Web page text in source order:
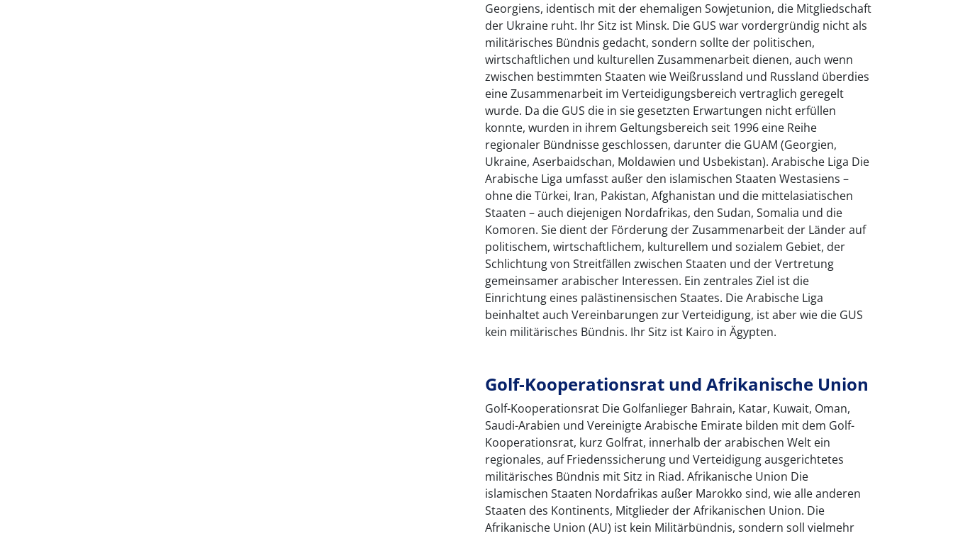
Georgiens, identisch mit der ehemaligen Sowjetunion, die Mitgliedschaft
der Ukraine ruht. Ihr Sitz ist Minsk. Die GUS war vordergründig nicht als
militärisches Bündnis gedacht, sondern sollte der politischen,
wirtschaftlichen und kulturellen Zusammenarbeit dienen, auch wenn
zwischen bestimmten Staaten wie Weißrussland und Russland überdies
eine Zusammenarbeit im Verteidigungsbereich vertraglich geregelt
wurde. Da die GUS die in sie gesetzten Erwartungen nicht erfüllen
konnte, wurden in ihrem Geltungsbereich seit 1996 eine Reihe
regionaler Bündnisse geschlossen, darunter die GUAM (Georgien,
Ukraine, Aserbaidschan, Moldawien und Usbekistan). Arabische Liga Die
Arabische Liga umfasst außer den islamischen Staaten Westasiens –
ohne die Türkei, Iran, Pakistan, Afghanistan und die mittelasiatischen
Staaten – auch diejenigen Nordafrikas, den Sudan, Somalia und die
Komoren. Sie dient der Förderung der Zusammenarbeit der Länder auf
politischem, wirtschaftlichem, kulturellem und sozialem Gebiet, der
Schlichtung von Streitfällen zwischen Staaten und der Vertretung
gemeinsamer arabischer Interessen. Ein zentrales Ziel ist die
Einrichtung eines palästinensischen Staates. Die Arabische Liga
beinhaltet auch Vereinbarungen zur Verteidigung, ist aber wie die GUS
kein militärisches Bündnis. Ihr Sitz ist Kairo in Ägypten.
Golf-Kooperationsrat und Afrikanische Union
Golf-Kooperationsrat Die Golfanlieger Bahrain, Katar, Kuwait, Oman,
Saudi-Arabien und Vereinigte Arabische Emirate bilden mit dem Golf-
Kooperationsrat, kurz Golfrat, innerhalb der arabischen Welt ein
regionales, auf Friedenssicherung und Verteidigung ausgerichtetes
militärisches Bündnis mit Sitz in Riad. Afrikanische Union Die
islamischen Staaten Nordafrikas außer Marokko sind, wie alle anderen
Staaten des Kontinents, Mitglieder der Afrikanischen Union. Die
Afrikanische Union (AU) ist kein Militärbündnis, sondern soll vielmehr